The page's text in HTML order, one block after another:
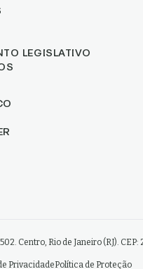
LEGISLATIVO
Centro, Rio de Janeiro (RJ).
PrivacidadePolítica de Proteção